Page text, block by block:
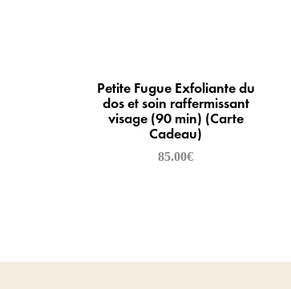
Petite Fugue Exfoliante du
dos et soin raffermissant
visage (90 min) (Carte
Cadeau)
85.00€